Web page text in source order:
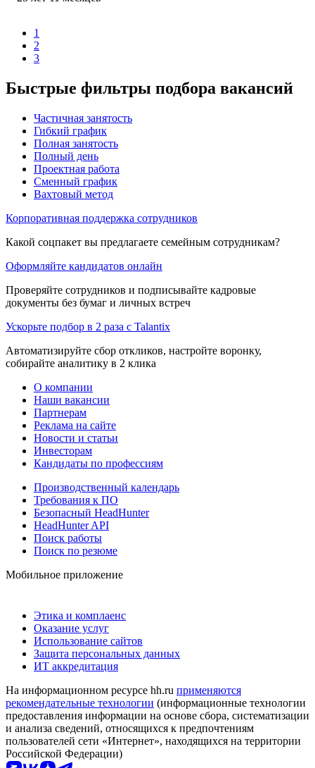
1
2
3
Быстрые фильтры подбора вакансий
Частичная занятость
Гибкий график
Полная занятость
Полный день
Проектная работа
Сменный график
Вахтовый метод
Корпоративная поддержка сотрудников
Какой соцпакет вы предлагаете семейным сотрудникам?
Оформляйте кандидатов онлайн
Проверяйте сотрудников и подписывайте кадровые
документы без бумаг и личных встреч
Ускорьте подбор в 2 раза с Talantix
Автоматизируйте сбор откликов, настройте воронку,
собирайте аналитику в 2 клика
О компании
Наши вакансии
Партнерам
Реклама на сайте
Новости и статьи
Инвесторам
Кандидаты по профессиям
Производственный календарь
Требования к ПО
Безопасный HeadHunter
HeadHunter API
Поиск работы
Поиск по резюме
Мобильное приложение
Этика и комплаенс
Оказание услуг
Использование сайтов
Защита персональных данных
ИТ аккредитация
На информационном ресурсе hh.ru применяются
рекомендательные технологии (информационные технологии
предоставления информации на основе сбора, систематизации
и анализа сведений, относящихся к предпочтениям
пользователей сети «Интернет», находящихся на территории
Российской Федерации)